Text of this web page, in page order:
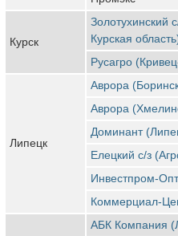
Курск
Золотухинский
Курская
Русагро
Липецк
Аврора
Аврора
Доминант
Елецкий с/з
Инвестпром-
Коммерциал-
АБК Компания